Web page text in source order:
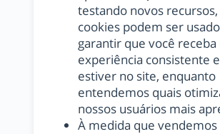
testando novos recursos,
cookies podem ser
garantir que você receba
experiência consistente
estiver no site, enquanto
entendemos quais
nossos usuários mais
À medida que vendemos